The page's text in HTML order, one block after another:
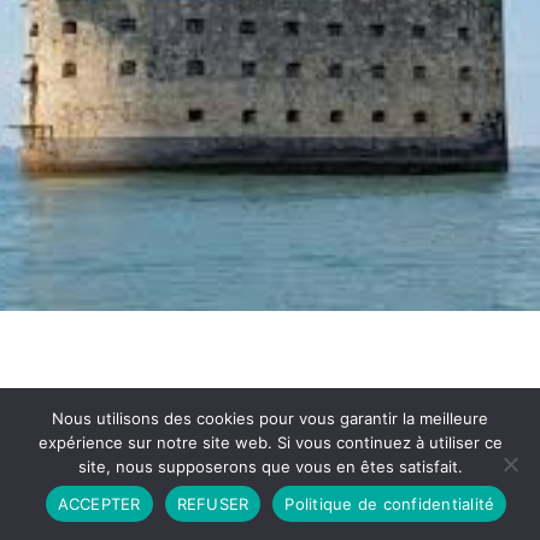
Partenariat Contact
Politique de Confidentialité
CGU
Copyright © 2026 - Propulsé par DIEUDUDIABLE
Nous utilisons des cookies pour vous garantir la meilleure
expérience sur notre site web. Si vous continuez à utiliser ce
site, nous supposerons que vous en êtes satisfait.
ACCEPTER
REFUSER Politique de confidentialité